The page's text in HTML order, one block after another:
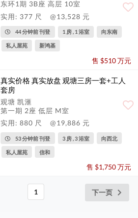
东环1期 3B座 高层 10室
实用: 377 尺
@13,528 元
44 分钟前 刊登 1 房 , 1 浴室 向东南
私人屋苑 新鸿基
售 $510 万元
真实价格 真实放盘 观塘三房一套+工人
套房
观塘 凯滙
第一期 2座 低层 M室
实用: 880 尺
@19,886 元
53 分钟前 刊登 3 房 , 3 浴室 向西北
私人屋苑 信和
售 $1,750 万元
1 下一页